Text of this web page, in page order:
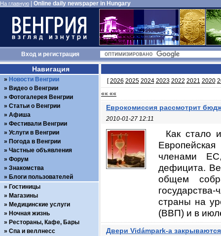
На главную Online daily newspaper in Hungary
Входи регистрация
[2026 2025 2024 2023 2022 2021 2020
«« ««
Еврокомиссия рассмотрит
2010-01-27 12:11
Как стало
членами
дефицита.
общем
страны на
(ВВП) и в
Двери Vidámpark-а закрываются
Навигация
Новости Венгрии
Видео о Венгрии
Фотогалерея Венгрии
Статьи о Венгрии
Афиша
Фестивали Венгрии
Услуги в Венгрии
Погода в Венгрии
Частные объявления
Форум
Знакомства
Блоги пользователей
Гостиницы
Магазины
Медицинские услуги
Ночная жизнь
Рестораны, Кафе, Бары
Спа и веллнесс